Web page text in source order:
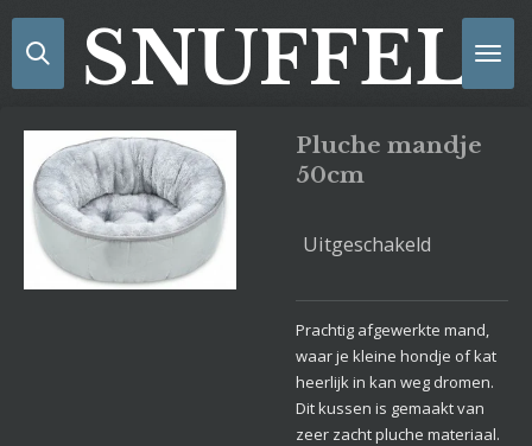
Ga
direct
hoofdinhoud
SNUFFELS
Pluche mandje
50cm
Uitgeschakeld
Prachtig afgewerkte mand,
waar je kleine hondje of kat
heerlijk in kan weg dromen.
Dit kussen is gemaakt van
zeer zacht pluche materiaal.